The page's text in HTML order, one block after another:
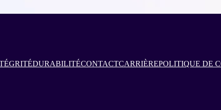
DURABILITÉCONTACTCARRIÈREPOLITIQUE DE